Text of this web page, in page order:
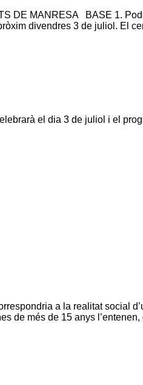
DE MANRESA BASE 1.
divendres 3 de juliol. El
el dia 3 de juliol i el
a la realitat social
de més de 15 anys